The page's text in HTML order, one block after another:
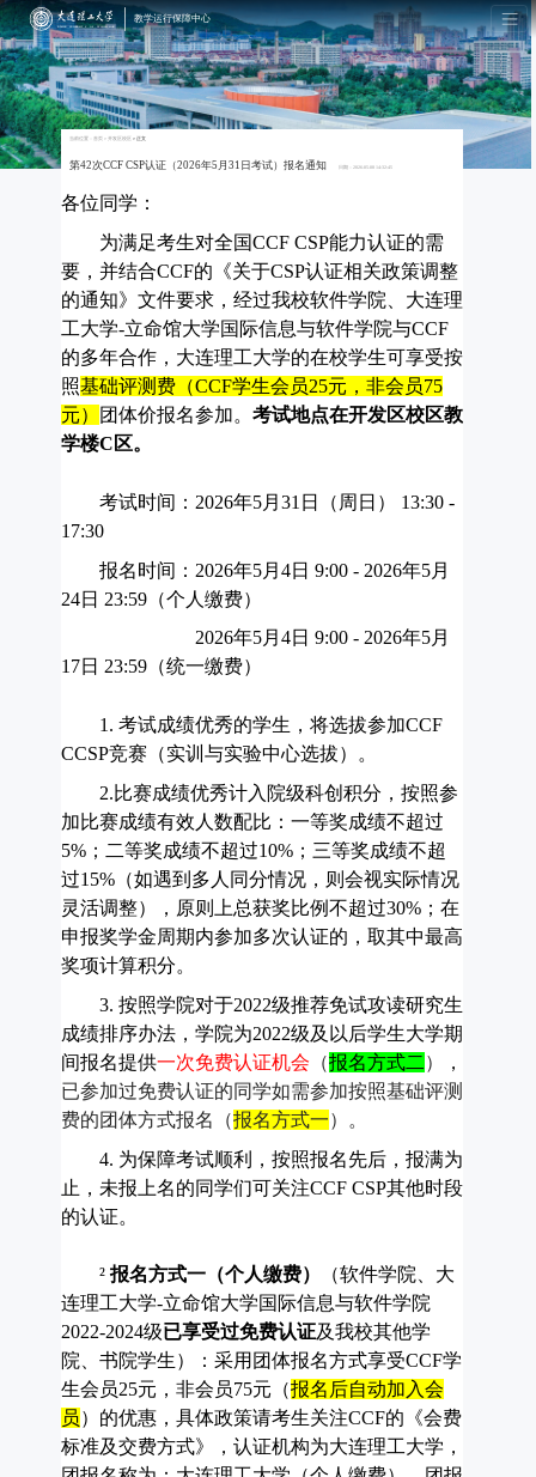
教学运行保障中心
当前位置： 首页 ＞ 开发区校区 ＞正文
第42次CCF CSP认证（2026年5月31日考试）报名通知 日期：2026-05-08 14:32:45
各位同学：
为满足考生对全国CCF CSP能力认证的需
要，并结合CCF的《关于CSP认证相关政策调整
的通知》文件要求，经过我校软件学院、大连理
工大学-立命馆大学国际信息与软件学院与CCF
的多年合作，大连理工大学的在校学生可享受按
照基础评测费（CCF学生会员25元，非会员75
元）
团体价报名参加。 考试地点在开发区校区教
学楼C 区。
考试时间： 2026年5月 31 日（周日）
13:30 -
17:30
报名时间： 2026年5月 4日 9:00 - 2026年5月
24日 23:59（个人缴费）
2026年5月 4日 9:00 - 2026年5月
17日 23:59（统一缴费）
1. 考试成绩优秀的学生，将选拔参加CCF
CCSP竞赛（实训与实验中心选拔）。
2.比赛成绩优秀计入院级科创积分，按照参
加比赛成绩有效人数配比：一等奖成绩不超过
5%；二等奖成绩不超过10%；三等奖成绩不超
过15%（如遇到多人同分情况， 则会视实际情况
灵活调整），原则上总获奖比例不超过30%；在
申报奖学金周期内参加多次认证的，取其中最高
奖项计算积分。
3. 按照学院对于2022级推荐免试攻读研究生
成绩排序办法，学院为2022级及以后学生大学期
间报名提供一次免费认证机会 （报名方式二 ）
，
已参加过免费认证的同学如需参加按照基础评测
费的团体方式报名（报名方式一）。
4. 为保障考试顺利，按照报名先后，报满为
止，未报上名的同学们可关注CCF CSP其他时段
的认证。
² 报名方式一（个人缴费）
（软件学院、大
连理工大学-立命馆大学国际信息与软件学院
2022-2024级已享受过免费认证及我校其他学
院、书院学生）：采用团体报名方式享受CCF学
生会员25元，非会员75元（报名后自动加入会
员）的优惠，具体政策请考生关注CCF的《会费
标准及交费方式》，认证机构为大连理工大学，